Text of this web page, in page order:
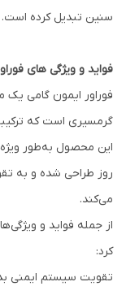
سنین تبدیل کرده است.
فواید و ویژگی های
فوراور ایمون گامی
گرمسیری است که
این محصول به‌طور
روز طراحی شده و به
می‌کند.
از جمله فواید و
کرد:
تقویت سیستم ایمنی